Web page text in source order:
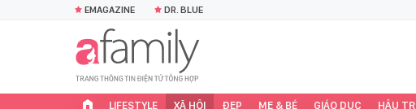
EMAGAZINE DR. BLUE
LIFESTYLE XÃ HỘI ĐẸP MẸ & BÉ GIÁO DỤC HẬU